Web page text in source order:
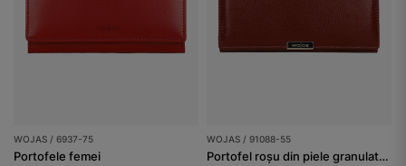
WOJAS / 6937-75
Portofele femei
WOJAS / 91088-55
Portofel roșu din piele granulată damă